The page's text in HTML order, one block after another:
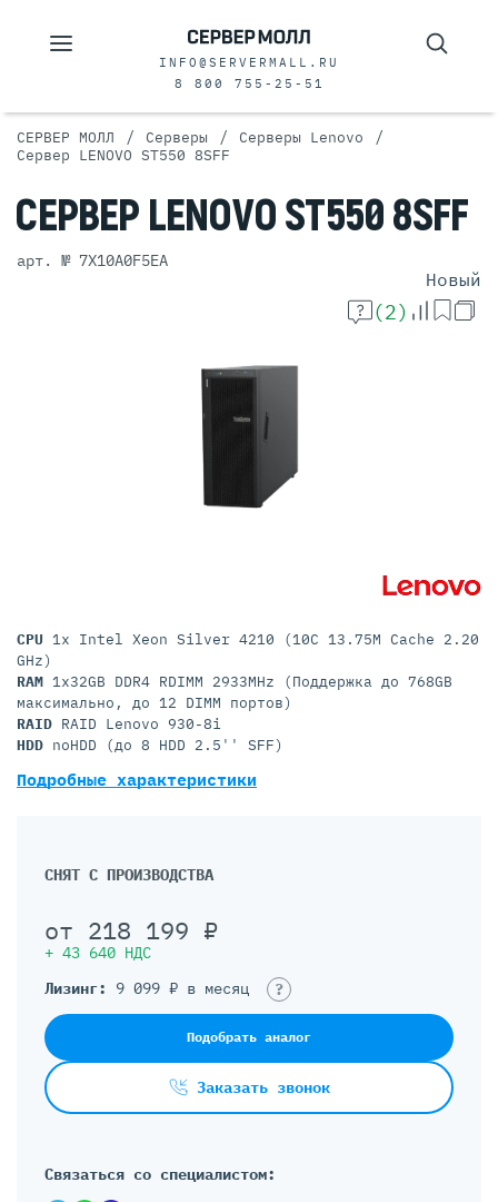
INFO@SERVERMALL.RU
8 800 755-25-51
СЕРВЕР МОЛЛ / Серверы / Серверы Lenovo /
Сервер LENOVO ST550 8SFF
СЕРВЕР LENOVO ST5508SFF
арт. № 7X10A0F5EA
Новый
(2)
СНЯТ С ПРОИЗВОДСТВА
от 218 199 ₽
+ 43 640 НДС
Лизинг: 9 099 ₽ в месяц ?
Подобрать аналог
Заказать звонок
Связаться со специалистом:
CPU 1x Intel Xeon Silver 4210 (10C 13.75M Cache 2.20
GHz)
RAM 1x32GB DDR4 RDIMM 2933MHz (Поддержка до 768GB
максимально, до 12 DIMM портов)
RAID RAID Lenovo 930-8i
HDD noHDD (до 8 HDD 2.5'' SFF)
Подробные характеристики